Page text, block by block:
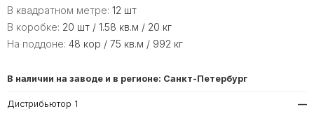
В квадратном метре: 12 шт
В коробке: 20 шт / 1.58 кв.м / 20 кг
На поддоне: 48 кор / 75 кв.м / 992 кг
В наличии на заводе и в регионе: Санкт-Петербург
Дистрибьютор 1 —